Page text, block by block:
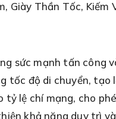
Giày Thần Tốc,
sức mạnh tấn công
tốc độ di chuyển,
tỷ lệ chí mạng, cho
khả năng duy trì